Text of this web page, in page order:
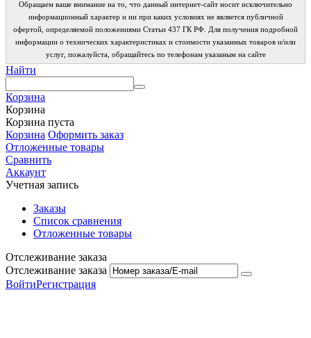
Обращаем ваше внимание на то, что данный интернет-сайт носит исключительно
информационный характер и ни при каких условиях не является публичной
офертой, определяемой положениями Статьи 437 ГК РФ. Для получения подробной
информации о технических характеристиках и стоимости указанных товаров и/или
услуг, пожалуйста, обращайтесь по телефонам указаным на сайте
Найти
Корзина
Корзина
Корзина пуста
Корзина Оформить заказ
Отложенные товары
Сравнить
Аккаунт
Учетная запись
Заказы
Список сравнения
Отложенные товары
Отслеживание заказа
Отслеживание заказа
ВойтиРегистрация